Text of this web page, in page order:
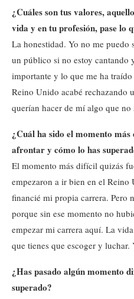
¿Cuáles son tus valores,
vida y en tu profesión, pase lo
La honestidad. Yo no me puedo
un público si no estoy cantando
importante y lo que me ha
Reino Unido acabé rechazando
querían hacer de mí algo que no
¿Cuál ha sido el momento
afrontar y cómo lo has
El momento más difícil quizás
empezaron a ir bien en el
financié mi propia carrera. Pero
porque sin ese momento no
empezar mi carrera aquí. La
que tienes que escoger y
¿Has pasado algún momento
superado?